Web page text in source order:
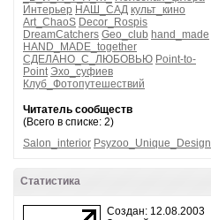
Интерьер НАШ_САД культ_кино
Art_ChaoS Decor_Rospis
DreamCatchers Geo_club hand_made
HAND_MADE_together
СДЕЛАНО_С_ЛЮБОВЬЮ Point-to-
Point Эхо_суфиев
Клуб_Фотопутешествий
Читатель сообществ
(Всего в списке: 2)
Salon_interior Psyzoo_Unique_Design
Статистика
Создан: 12.08.2003